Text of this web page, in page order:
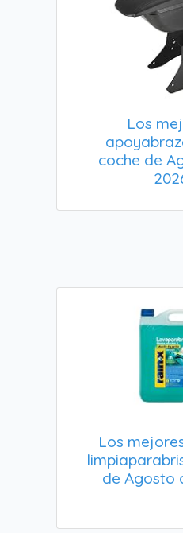
Los
coche de
Los
de Agosto